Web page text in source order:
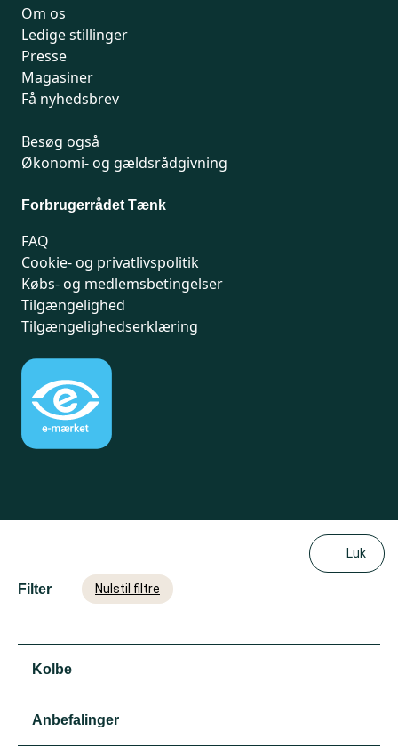
Filter Nulstil filtre
Luk
Kolbe
Anbefalinger
Om os
Ledige stillinger
Presse
Magasiner
Få nyhedsbrev
Besøg også
Økonomi- og gældsrådgivning
Forbrugerrådet Tænk
FAQ
Cookie- og privatlivspolitik
Købs- og medlemsbetingelser
Tilgængelighed
Tilgængelighedserklæring